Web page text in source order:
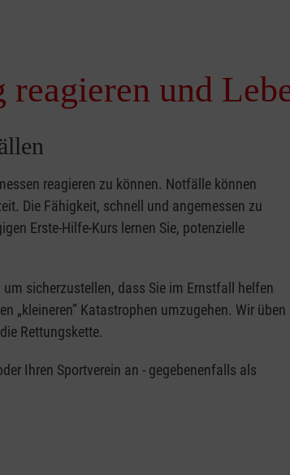
und
reagieren zu können. Notfälle können
Die Fähigkeit, schnell und angemessen zu
Erste-Hilfe-Kurs lernen Sie, potenzielle
sicherzustellen, dass Sie im Ernstfall helfen
„kleineren” Katastrophen umzugehen. Wir üben
Rettungskette.
Ihren Sportverein an - gegebenenfalls als